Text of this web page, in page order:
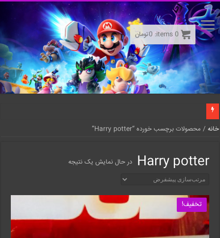
خانه / محصولات برچسب خورده “Harry potter”
Harry potter در حال نمایش یک نتیجه
تخفیف!
0
items:
0تومان